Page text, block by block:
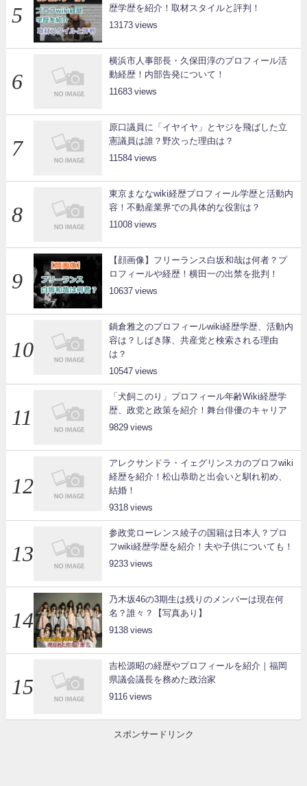
歴学歴を紹介！取材スタイルと評判！
13173
横浜市人事部長・久保田淳のプロフィール活
動経歴！内部告発について！
11683
原口議員に「イヤイヤ」とヤジを飛ばした立
憲議員は誰？野次った理由は？
11584
東京まななwiki経歴プロフィール学歴と活動内
容！不動産業界での具体的な役割は？
11008
【顔画像】フリーランス白坂和哉は何者？プ
ロフィールや経歴！横田一の出禁を批判！
10637
鍋倉雅之のプロフィールwiki経歴学歴、活動内
容は？しばき隊、共産党と検索される理由
は？
10547
「犬飼このり」プロフィール年齢Wiki経歴学
歴、政党と政策を紹介！舞台俳優のキャリア
9829
アレクサンドラ・イェグリンスカのプロフwiki
経歴を紹介！松山恭助と出会いと馴れ初め、
結婚！
9318
参政党ローレンス綾子の国籍は日本人？プロ
フwiki経歴学歴を紹介！夫や子供についても！
9233
乃木坂46の3期生は残りのメンバーは現在何
名？誰々？【写真あり】
9138
吉松源昭の経歴やプロフィールを紹介｜福岡
県議会議長を務めた政治家
9116
スポンサードリンク